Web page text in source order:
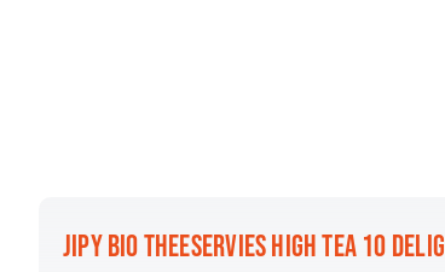
JIPY BIO THEESERVIES HIGH TEA 10 DELIG